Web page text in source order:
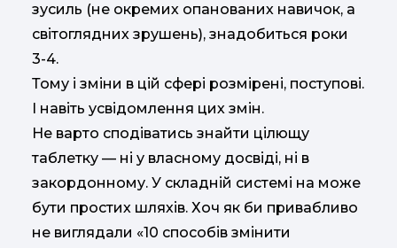
зусиль (не окремих опанованих навичок, а
світоглядних зрушень), знадобиться роки
3-4.
Тому і зміни в цій сфері розмірені, поступові.
І навіть усвідомлення цих змін.
Не варто сподіватись знайти цілющу
таблетку — ні у власному досвіді, ні в
закордонному. У складній системі на може
бути простих шляхів. Хоч як би привабливо
не виглядали «10 способів змінити